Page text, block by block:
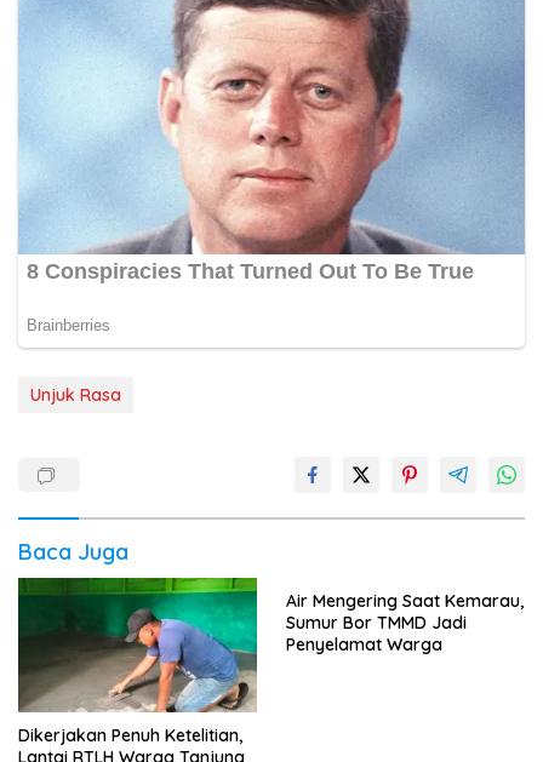
Unjuk Rasa
Baca Juga
Dikerjakan Penuh Ketelitian,
Lantai RTLH Warga Tanjung
Air Mengering Saat Kemarau,
Sumur Bor TMMD Jadi
Penyelamat Warga